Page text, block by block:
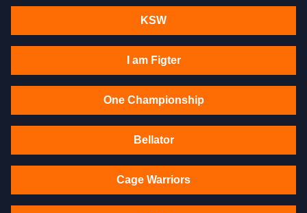
KSW
I am Figter
One Championship
Bellator
Cage Warriors